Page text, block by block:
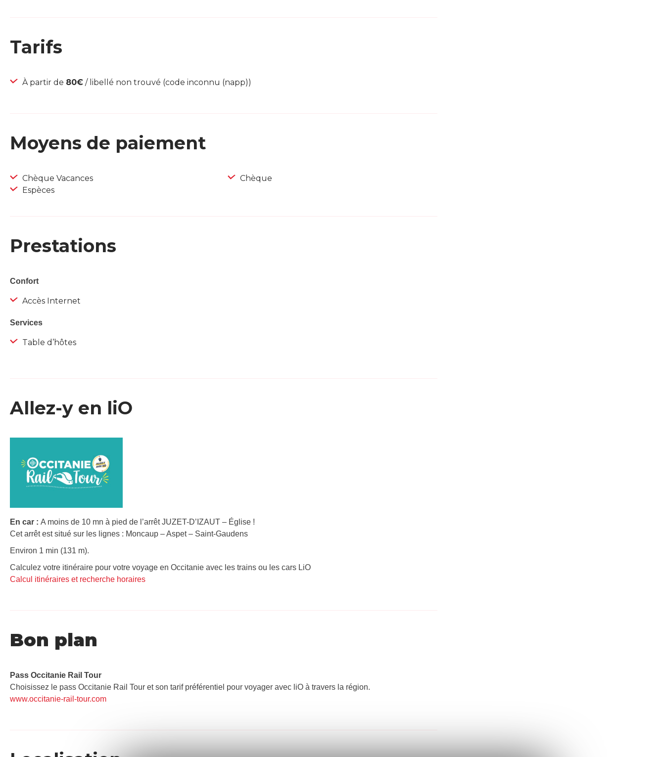
Tarifs
À partir de 80€ / libellé non trouvé (code inconnu (napp))
Moyens de paiement
Chèque Vacances
Espèces
Chèque
Prestations
Confort
Accès Internet
Services
Table d’hôtes
Allez-y en liO
En car : A moins de 10 mn à pied de l’arrêt JUZET-D’IZAUT – Église !
Cet arrêt est situé sur les lignes : Moncaup – Aspet – Saint-Gaudens
Environ 1 min (131 m).
Calculez votre itinéraire pour votre voyage en Occitanie avec les trains ou les cars LiO
Calcul itinéraires et recherche horaires
Bon plan
Pass Occitanie Rail Tour​
Choisissez le pass Occitanie Rail Tour et son tarif préférentiel pour voyager avec liO à travers la région.
www.occitanie-rail-tour.com